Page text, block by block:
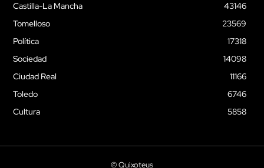
Castilla-La Mancha
43146
Tomelloso
23569
Política
17318
Sociedad
14098
Ciudad Real
11166
Toledo
6746
Cultura
5858
© Quixoteus